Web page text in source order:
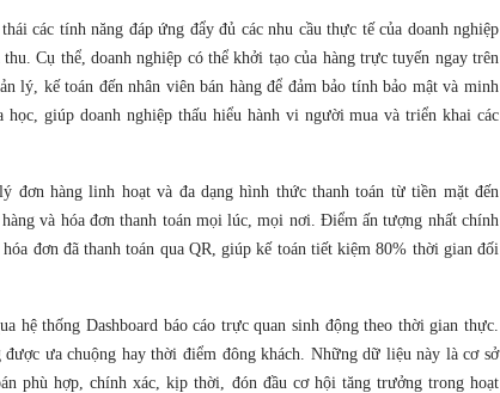
các tính năng đáp ứng đẩy đủ các nhu cầu thực tế của doanh nghiệp
Cụ thể, doanh nghiệp có thể khởi tạo của hàng trực tuyến ngay trên
lý, kế toán đến nhân viên bán hàng để đảm bảo tính bảo mật và minh
giúp doanh nghiệp thấu hiểu hành vi người mua và triển khai các
đơn hàng linh hoạt và đa dạng hình thức thanh toán từ tiền mặt đến
và hóa đơn thanh toán mọi lúc, mọi nơi. Điểm ấn tượng nhất chính
đơn đã thanh toán qua QR, giúp kế toán tiết kiệm 80% thời gian đối
hệ thống Dashboard báo cáo trực quan sinh động theo thời gian thực.
ưa chuộng hay thời điểm đông khách. Những dữ liệu này là cơ sở
phù hợp, chính xác, kịp thời, đón đầu cơ hội tăng trưởng trong hoạt